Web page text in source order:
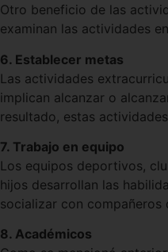
Otro beneficio de las
examinan las actividades
6. Establecer metas
Las actividades
implican alcanzar o
resultado, estas
7. Trabajo en equipo
Los equipos deportivos,
hijos desarrollan las
socializar con compañeros
8. Académicos